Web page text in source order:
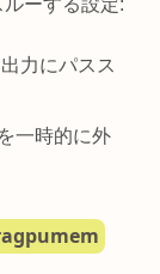
ーする設定:
力にパスス
一時的に外